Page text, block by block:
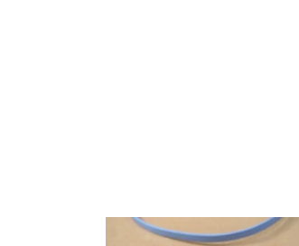
シューマイなう パソコン教室本日終了